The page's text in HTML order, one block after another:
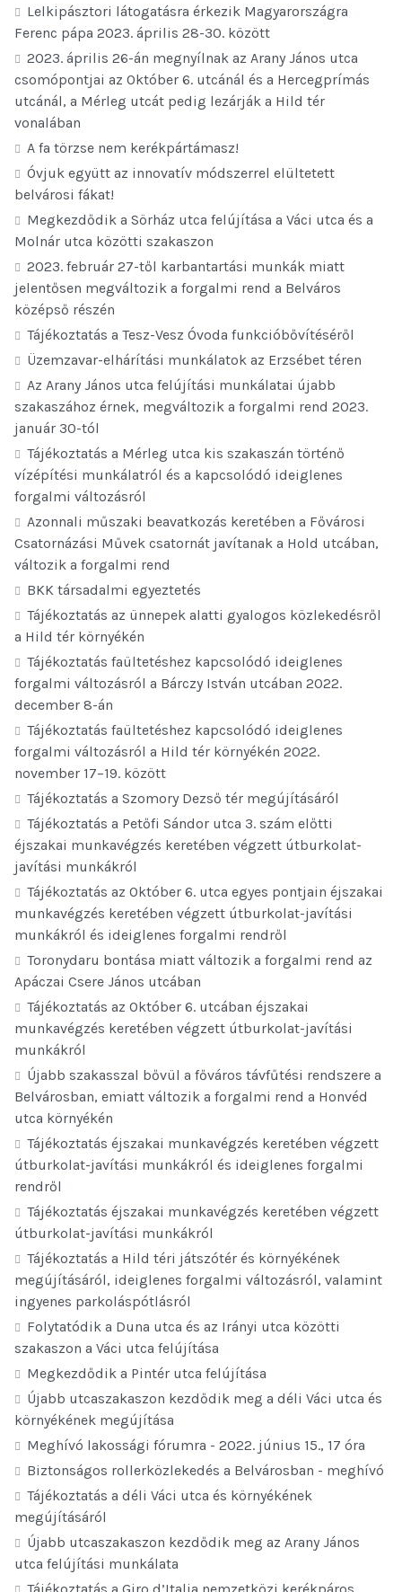
Lelkipásztori látogatásra érkezik Magyarországra
Ferenc pápa 2023. április 28-30. között
2023. április 26-án megnyílnak az Arany János utca
csomópontjai az Október 6. utcánál és a Hercegprímás
utcánál, a Mérleg utcát pedig lezárják a Hild tér
vonalában
A fa törzse nem kerékpártámasz!
Óvjuk együtt az innovatív módszerrel elültetett
belvárosi fákat!
Megkezdődik a Sörház utca felújítása a Váci utca és a
Molnár utca közötti szakaszon
2023. február 27-től karbantartási munkák miatt
jelentősen megváltozik a forgalmi rend a Belváros
középső részén
Tájékoztatás a Tesz-Vesz Óvoda funkcióbővítéséről
Üzemzavar-elhárítási munkálatok az Erzsébet téren
Az Arany János utca felújítási munkálatai újabb
szakaszához érnek, megváltozik a forgalmi rend 2023.
január 30-tól
Tájékoztatás a Mérleg utca kis szakaszán történő
vízépítési munkálatról és a kapcsolódó ideiglenes
forgalmi változásról
Azonnali műszaki beavatkozás keretében a Fővárosi
Csatornázási Művek csatornát javítanak a Hold utcában,
változik a forgalmi rend
BKK társadalmi egyeztetés
Tájékoztatás az ünnepek alatti gyalogos közlekedésről
a Hild tér környékén
Tájékoztatás faültetéshez kapcsolódó ideiglenes
forgalmi változásról a Bárczy István utcában 2022.
december 8-án
Tájékoztatás faültetéshez kapcsolódó ideiglenes
forgalmi változásról a Hild tér környékén 2022.
november 17–19. között
Tájékoztatás a Szomory Dezső tér megújításáról
Tájékoztatás a Petőfi Sándor utca 3. szám előtti
éjszakai munkavégzés keretében végzett útburkolat-
javítási munkákról
Tájékoztatás az Október 6. utca egyes pontjain éjszakai
munkavégzés keretében végzett útburkolat-javítási
munkákról és ideiglenes forgalmi rendről
Toronydaru bontása miatt változik a forgalmi rend az
Apáczai Csere János utcában
Tájékoztatás az Október 6. utcában éjszakai
munkavégzés keretében végzett útburkolat-javítási
munkákról
Újabb szakasszal bővül a főváros távfűtési rendszere a
Belvárosban, emiatt változik a forgalmi rend a Honvéd
utca környékén
Tájékoztatás éjszakai munkavégzés keretében végzett
útburkolat-javítási munkákról és ideiglenes forgalmi
rendről
Tájékoztatás éjszakai munkavégzés keretében végzett
útburkolat-javítási munkákról
Tájékoztatás a Hild téri játszótér és környékének
megújításáról, ideiglenes forgalmi változásról, valamint
ingyenes parkoláspótlásról
Folytatódik a Duna utca és az Irányi utca közötti
szakaszon a Váci utca felújítása
Megkezdődik a Pintér utca felújítása
Újabb utcaszakaszon kezdődik meg a déli Váci utca és
környékének megújítása
Meghívó lakossági fórumra - 2022. június 15., 17 óra
Biztonságos rollerközlekedés a Belvárosban - meghívó
Tájékoztatás a déli Váci utca és környékének
megújításáról
Újabb utcaszakaszon kezdődik meg az Arany János
utca felújítási munkálata